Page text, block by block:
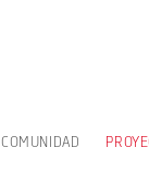
COMUNIDAD